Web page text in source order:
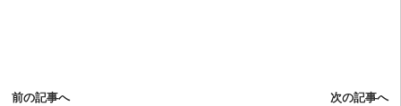
前の記事へ 次の記事へ